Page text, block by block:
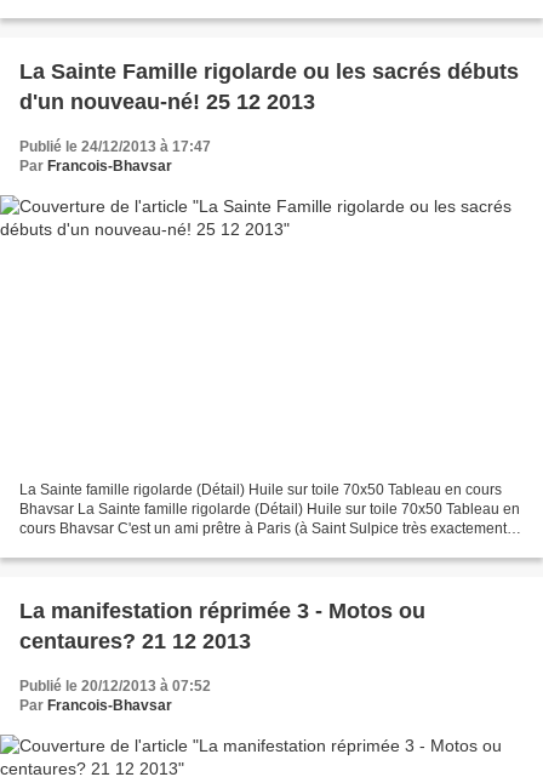
La Sainte Famille rigolarde ou les sacrés débuts
d'un nouveau-né! 25 12 2013
Publié le 24/12/2013 à 17:47
Par Francois-Bhavsar
La Sainte famille rigolarde (Détail) Huile sur toile 70x50 Tableau en cours
Bhavsar La Sainte famille rigolarde (Détail) Huile sur toile 70x50 Tableau en
cours Bhavsar C'est un ami prêtre à Paris (à Saint Sulpice très exactement)
La manifestation réprimée 3 - Motos ou
centaures? 21 12 2013
Publié le 20/12/2013 à 07:52
Par Francois-Bhavsar